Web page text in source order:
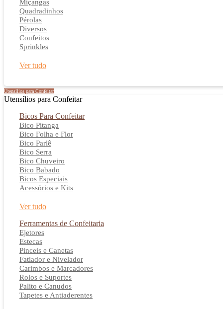
Miçangas
Quadradinhos
Pérolas
Diversos
Confeitos
Sprinkles
Ver tudo
Utensílios para Confeitar
Utensílios para Confeitar
Bicos Para Confeitar
Bico Pitanga
Bico Folha e Flor
Bico Parlê
Bico Serra
Bico Chuveiro
Bico Babado
Bicos Especiais
Acessórios e Kits
Ver tudo
Ferramentas de Confeitaria
Ejetores
Estecas
Pinceis e Canetas
Fatiador e Nivelador
Carimbos e Marcadores
Rolos e Suportes
Palito e Canudos
Tapetes e Antiaderentes